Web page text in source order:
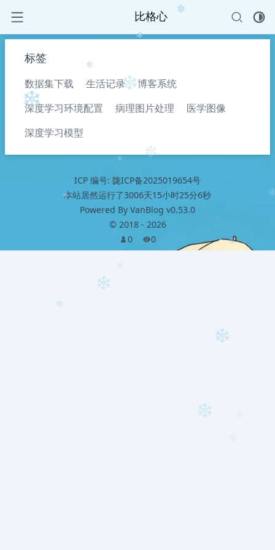
比格心
标签
数据集下载 生活记录
博客系统
深度学习环境配置
病理图片处理
医学图像
深度学习模型
ICP 编号: 陇ICP备2025019654号
本站居然运行了3006天15小时25分6秒
Powered By VanBlog v0.53.0
© 2018- 2026
0
0
❄ ❄
❄
❄
❄
❄
❄
❄
❄
❄
❄
❄
❄
❄